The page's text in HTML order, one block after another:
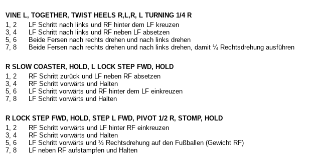
VINE L, TOGETHER, TWIST HEELS R,L,R, L TURNING 1/4 R
1, 2
3, 4
5, 6
7, 8
LF Schritt nach links und RF hinter dem LF kreuzen
LF Schritt nach links und RF neben LF absetzen
Beide Fersen nach rechts drehen und nach links drehen
Beide Fersen nach rechts drehen und nach links drehen, damit ¼ Rechtsdrehung ausführen
R SLOW COASTER, HOLD, L LOCK STEP FWD, HOLD
1, 2
3, 4
5, 6
7, 8
RF Schritt zurück und LF neben RF absetzen
RF Schritt vorwärts und Halten
LF Schritt vorwärts und RF hinter dem LF einkreuzen
LF Schritt vorwärts und Halten
R LOCK STEP FWD, HOLD, STEP L FWD, PIVOT 1/2 R, STOMP, HOLD
1, 2
3, 4
5, 6
7, 8
RF Schritt vorwärts und LF hinter RF einkreuzen
RF Schritt vorwärts und Halten
LF Schritt vorwärts und ½ Rechtsdrehung auf den Fußballen (Gewicht RF)
LF neben RF aufstampfen und Halten